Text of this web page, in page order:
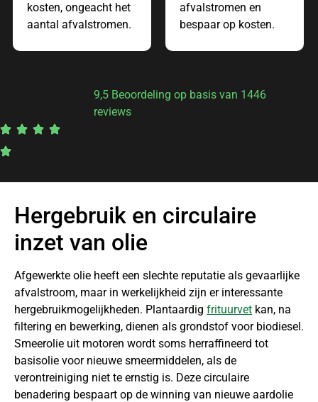
kosten, ongeacht het
aantal afvalstromen.
afvalstromen en
bespaar op kosten.
9,5 Beoordeling op basis van 1446
reviews
Hergebruik en circulaire
inzet van olie
Afgewerkte olie heeft een slechte reputatie als gevaarlijke
afvalstroom, maar in werkelijkheid zijn er interessante
hergebruikmogelijkheden. Plantaardig frituurvet kan, na
filtering en bewerking, dienen als grondstof voor biodiesel.
Smeerolie uit motoren wordt soms herraffineerd tot
basisolie voor nieuwe smeermiddelen, als de
verontreiniging niet te ernstig is. Deze circulaire
benadering bespaart op de winning van nieuwe aardolie